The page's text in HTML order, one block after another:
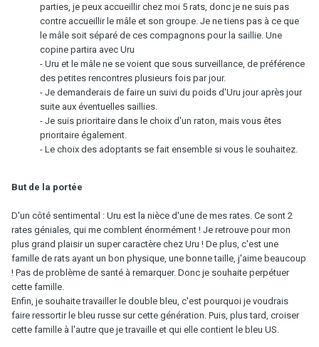
parties, je peux accueillir chez moi 5 rats, donc je ne suis pas
contre accueillir le mâle et son groupe. Je ne tiens pas à ce que
le mâle soit séparé de ces compagnons pour la saillie. Une
copine partira avec Uru
- Uru et le mâle ne se voient que sous surveillance, de préférence
des petites rencontres plusieurs fois par jour.
- Je demanderais de faire un suivi du poids d'Uru jour après jour
suite aux éventuelles saillies.
- Je suis prioritaire dans le choix d'un raton, mais vous êtes
prioritaire également.
- Le choix des adoptants se fait ensemble si vous le souhaitez.
But de la portée
D'un côté sentimental : Uru est la nièce d'une de mes rates. Ce sont 2
rates géniales, qui me comblent énormément ! Je retrouve pour mon
plus grand plaisir un super caractère chez Uru ! De plus, c'est une
famille de rats ayant un bon physique, une bonne taille, j'aime beaucoup
! Pas de problème de santé à remarquer. Donc je souhaite perpétuer
cette famille.
Enfin, je souhaite travailler le double bleu, c'est pourquoi je voudrais
faire ressortir le bleu russe sur cette génération. Puis, plus tard, croiser
cette famille à l'autre que je travaille et qui elle contient le bleu US.